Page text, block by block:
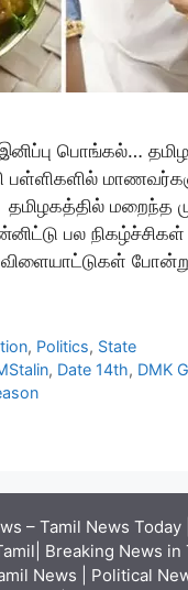
பொங்கல்…
தமிழகத்தில்
பல
விளையாட்டுகள்
, Politics, State
, Date 14th, DMK
– Tamil News
Breaking News
News | Political